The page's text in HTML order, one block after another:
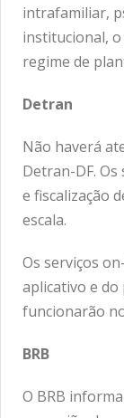
intrafamiliar,
institucional,
regime de
Detran
Não haverá
Detran-DF.
e fiscalização
escala.
Os serviços
aplicativo e do
funcionarão
BRB
O BRB